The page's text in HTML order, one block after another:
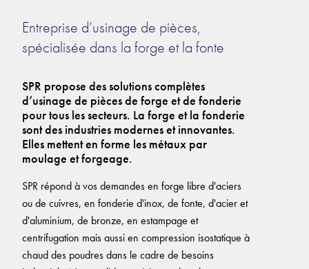
Entreprise d’usinage de pièces,
spécialisée dans la forge et la fonte
SPR propose des solutions complètes
d’usinage de pièces de forge et de fonderie
pour tous les secteurs. La forge et la fonderie
sont des industries modernes et innovantes.
Elles mettent en forme les métaux par
moulage et forgeage.
SPR répond à vos demandes en forge libre d'aciers
ou de cuivres, en fonderie d'inox, de fonte, d'acier et
d'aluminium, de bronze, en estampage et
centrifugation mais aussi en compression isostatique à
chaud des poudres dans le cadre de besoins